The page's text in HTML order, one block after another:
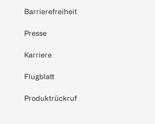
Barrierefreiheit
Presse
Karriere
Flugblatt
Produktrückruf